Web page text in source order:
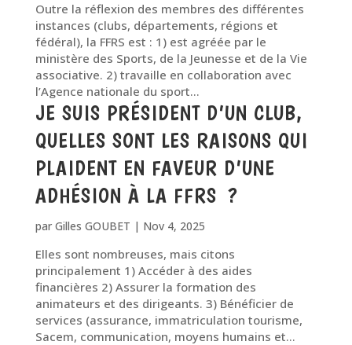
Outre la réflexion des membres des différentes
instances (clubs, départements, régions et
fédéral), la FFRS est : 1) est agréée par le
ministère des Sports, de la Jeunesse et de la Vie
associative. 2) travaille en collaboration avec
l’Agence nationale du sport...
JE SUIS PRÉSIDENT D’UN CLUB,
QUELLES SONT LES RAISONS QUI
PLAIDENT EN FAVEUR D’UNE
ADHÉSION À LA FFRS ?
par Gilles GOUBET | Nov 4, 2025
Elles sont nombreuses, mais citons
principalement 1) Accéder à des aides
financières 2) Assurer la formation des
animateurs et des dirigeants. 3) Bénéficier de
services (assurance, immatriculation tourisme,
Sacem, communication, moyens humains et...